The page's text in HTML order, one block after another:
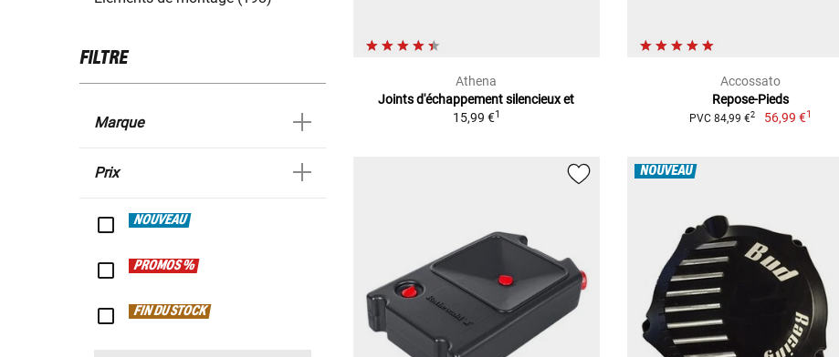
FILTRE
Marque
Prix
NOUVEAU
PROMOS %
FIN DU STOCK
Athena
Joints d'échappement silencieux et
15,99 €1
Accossato
Repose-Pieds
PVC 84,99 €2 56,99 €1
NOUVEAU